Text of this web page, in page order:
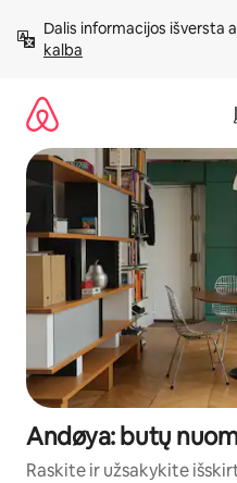
prie
turinio
Dalis informacijos išversta
kalba
Andøya: butų
Raskite ir užsakykite